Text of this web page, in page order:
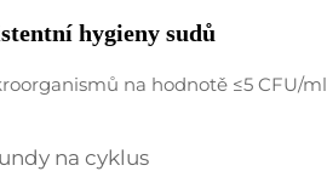
hygieny sudů
na hodnotě ≤5 CFU/
na cyklus